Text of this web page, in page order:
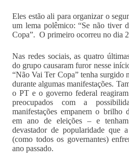
Eles estão ali para organizar o
um lema polêmico: “Se não tiver
Copa”. O primeiro ocorreu no dia
Nas redes sociais, as quatro
do grupo causaram furor nesse
“Não Vai Ter Copa” tenha surgido
durante algumas manifestações.
o PT e o governo federal reagiram
preocupados com a
manifestações empanem o brilho
em ano de eleições – e
devastador de popularidade que
(como todos os governantes)
ano passado.